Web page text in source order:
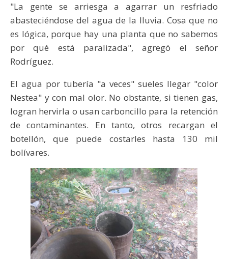
"La gente se arriesga a agarrar un resfriado
abasteciéndose del agua de la lluvia. Cosa que no
es lógica, porque hay una planta que no sabemos
por qué está paralizada", agregó el señor
Rodríguez.
El agua por tubería "a veces" sueles llegar "color
Nestea" y con mal olor. No obstante, si tienen gas,
logran hervirla o usan carboncillo para la retención
de contaminantes. En tanto, otros recargan el
botellón, que puede costarles hasta 130 mil
bolívares.